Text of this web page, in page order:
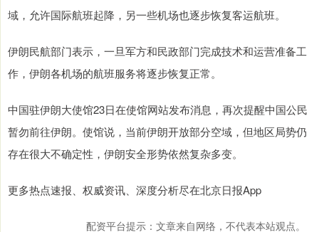
域，允许国际航班起降，另一些机场也逐步恢复客运航班。
伊朗民航部门表示，一旦军方和民政部门完成技术和运营准备工
作，伊朗各机场的航班服务将逐步恢复正常。
中国驻伊朗大使馆23日在使馆网站发布消息，再次提醒中国公民
暂勿前往伊朗。使馆说，当前伊朗开放部分空域，但地区局势仍
存在很大不确定性，伊朗安全形势依然复杂多变。
更多热点速报、权威资讯、深度分析尽在北京日报App
配资平台提示：文章来自网络，不代表本站观点。